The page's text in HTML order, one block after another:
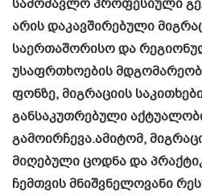
სამომავლო პროფესიული
არის დაკავშირებული
საერთაშორისო და
უსაფრთხოების
ფონზე, მიგრაციის
განსაკუთრებული
გამოირჩევა.ამიტომ,
მიღებული ცოდნა და
ჩემთვის მნიშვნელოვანი